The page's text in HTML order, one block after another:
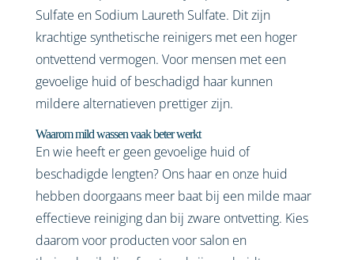
Sulfate en Sodium Laureth Sulfate. Dit zijn
krachtige synthetische reinigers met een hoger
ontvettend vermogen. Voor mensen met een
gevoelige huid of beschadigd haar kunnen
mildere alternatieven prettiger zijn.
Waarom mild wassen vaak beter werkt
En wie heeft er geen gevoelige huid of
beschadigde lengten? Ons haar en onze huid
hebben doorgaans meer baat bij een milde maar
effectieve reiniging dan bij zware ontvetting. Kies
daarom voor producten voor salon en